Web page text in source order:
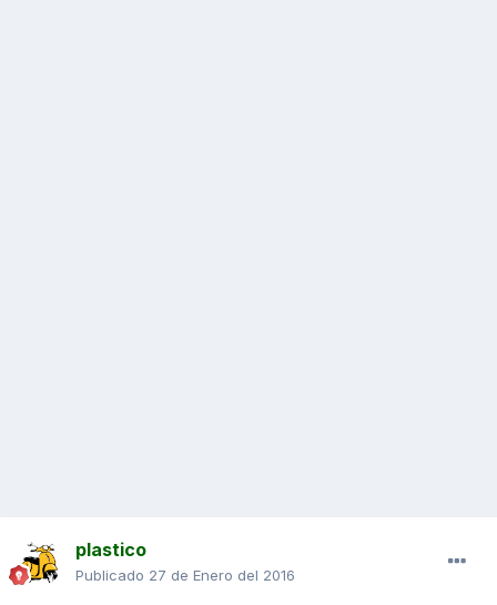
plastico
Publicado 27 de Enero del 2016